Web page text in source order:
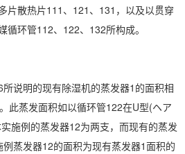
片散热片111、121、131，以及以贯穿
循环管112、122、132所构成。
说明的现有除湿机的蒸发器1的面积相
此蒸发面积如以循环管122在U型(ヘア
施例的蒸发器12为两支，而现有的蒸发
蒸发器12的面积为现有蒸发器1面积的